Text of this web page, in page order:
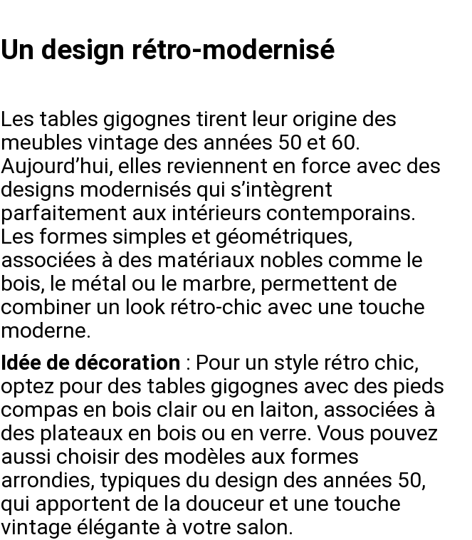
Un design rétro-modernisé
Les tables gigognes tirent leur origine des
meubles vintage des années 50 et 60.
Aujourd’hui, elles reviennent en force avec des
designs modernisés qui s’intègrent
parfaitement aux intérieurs contemporains.
Les formes simples et géométriques,
associées à des matériaux nobles comme le
bois, le métal ou le marbre, permettent de
combiner un look rétro-chic avec une touche
moderne.
Idée de décoration : Pour un style rétro chic,
optez pour des tables gigognes avec des pieds
compas en bois clair ou en laiton, associées à
des plateaux en bois ou en verre. Vous pouvez
aussi choisir des modèles aux formes
arrondies, typiques du design des années 50,
qui apportent de la douceur et une touche
vintage élégante à votre salon.